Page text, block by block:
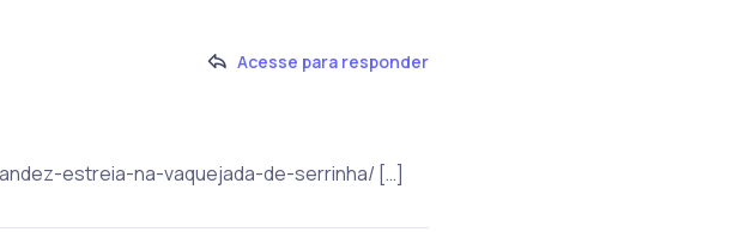
Acesse para responder
estreia-na-vaquejada-de-serrinha/ […]